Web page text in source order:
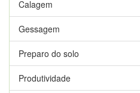
Calagem
Gessagem
Preparo do solo
Produtividade